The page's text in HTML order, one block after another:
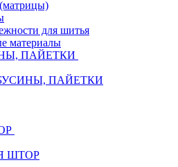
для шитья
материалы
ПАЙЕТКИ
ПАЙЕТКИ
ШТОР